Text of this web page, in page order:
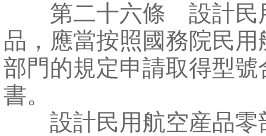
第二十六條 設計民
品，應當按照國務院民用
部門的規定申請取得型號
書。
設計民用航空産品零